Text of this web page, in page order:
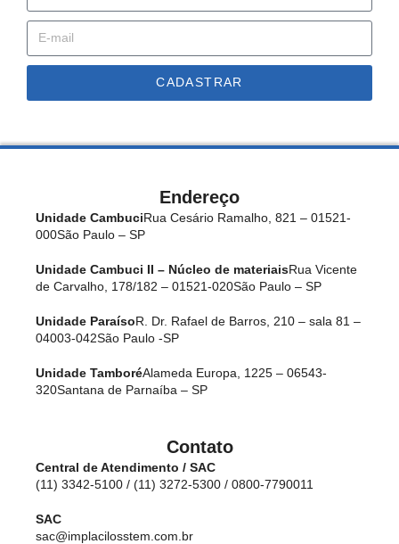
CADASTRAR
Endereço
Unidade CambuciRua Cesário Ramalho, 821 – 01521-
000São Paulo – SP
Unidade Cambuci II – Núcleo de materiaisRua Vicente
de Carvalho, 178/182 – 01521-020São Paulo – SP
Unidade ParaísoR. Dr. Rafael de Barros, 210 – sala 81 –
04003-042São Paulo -SP
Unidade TamboréAlameda Europa, 1225 – 06543-
320Santana de Parnaíba – SP
Contato
Central de Atendimento / SAC
(11) 3342-5100 / (11) 3272-5300 / 0800-7790011
SAC
sac@implacilosstem.com.br